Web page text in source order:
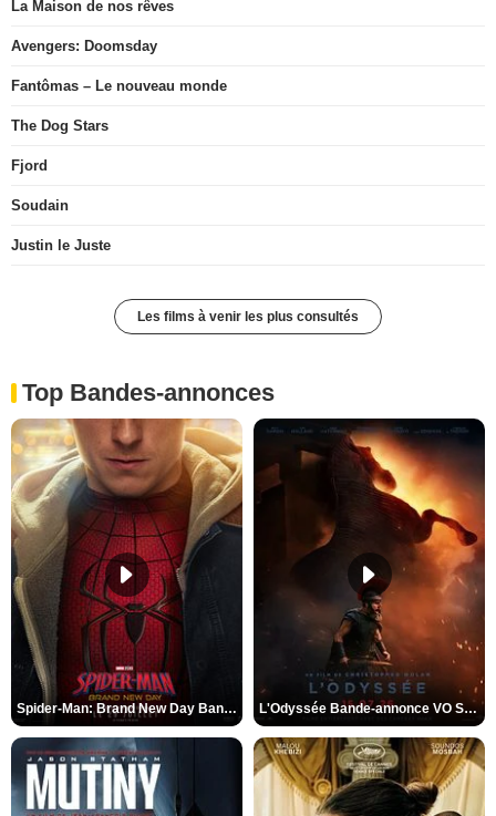
La Maison de nos rêves
Avengers: Doomsday
Fantômas – Le nouveau monde
The Dog Stars
Fjord
Soudain
Justin le Juste
Les films à venir les plus consultés
Top Bandes-annonces
Spider-Man: Brand New Day Bande-annonce VO STFR L'Odyssée Bande-annonce VO STFR